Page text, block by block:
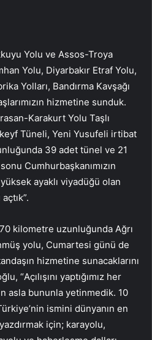
Yolu ve Assos-Troya
Yolu, Diyarbakır Etraf Yolu,
Yolları, Bandırma Kavşağı
hizmetine sunduk.
Karakurt Yolu Taşlı
Tüneli, Yeni Yusufeli irtibat
39 adet tünel ve 21
Cumhurbaşkanımızın
ayaklı viyadüğü olan
kilometre uzunluğunda Ağrı
yolu, Cumartesi günü de
hizmetine sunacaklarını
“Açılışını yaptığımız her
asla bununla yetinmedik. 10
ismini dünyanın en
için; karayolu,